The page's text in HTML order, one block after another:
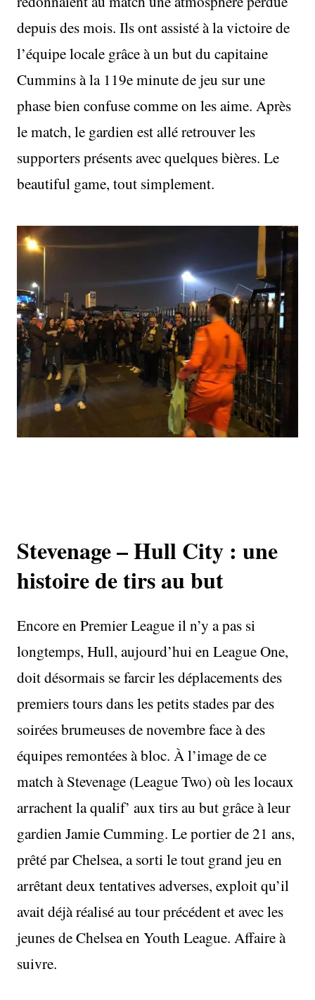
depuis des mois. Ils ont assisté à la victoire de
l’équipe locale grâce à un but du capitaine
Cummins à la 119e minute de jeu sur une
phase bien confuse comme on les aime. Après
le match, le gardien est allé retrouver les
supporters présents avec quelques bières. Le
beautiful game, tout simplement.
Stevenage – Hull City : une
histoire de tirs au but
Encore en Premier League il n’y a pas si
longtemps, Hull, aujourd’hui en League One,
doit désormais se farcir les déplacements des
premiers tours dans les petits stades par des
soirées brumeuses de novembre face à des
équipes remontées à bloc. À l’image de ce
match à Stevenage (League Two) où les locaux
arrachent la qualif’ aux tirs au but grâce à leur
gardien Jamie Cumming. Le portier de 21 ans,
prêté par Chelsea, a sorti le tout grand jeu en
arrêtant deux tentatives adverses, exploit qu’il
avait déjà réalisé au tour précédent et avec les
jeunes de Chelsea en Youth League. Affaire à
suivre.